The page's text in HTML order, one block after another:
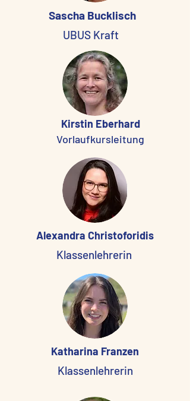
Sascha Bucklisch
UBUS Kraft
Kirstin Eberhard
Vorlaufkursleitung
Alexandra Christoforidis
Klassenlehrerin
Katharina Franzen
Klassenlehrerin